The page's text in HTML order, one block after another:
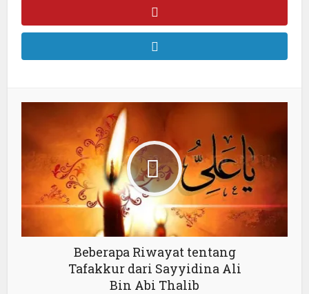
Beberapa Riwayat tentang
Tafakkur dari Sayyidina Ali
Bin Abi Thalib